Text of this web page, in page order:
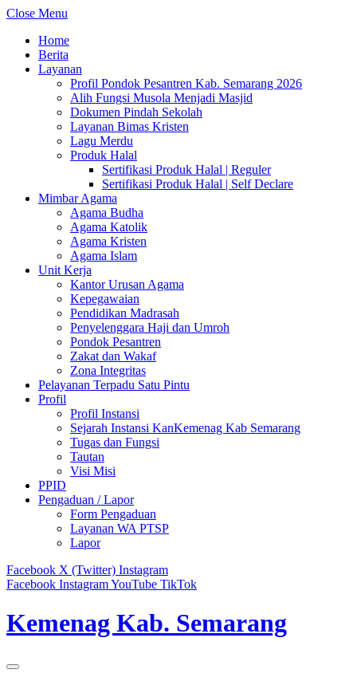
Close Menu
Home
Berita
Layanan
Profil Pondok Pesantren Kab. Semarang 2026
Alih Fungsi Musola Menjadi Masjid
Dokumen Pindah Sekolah
Layanan Bimas Kristen
Lagu Merdu
Produk Halal
Sertifikasi Produk Halal | Reguler
Sertifikasi Produk Halal | Self Declare
Mimbar Agama
Agama Budha
Agama Katolik
Agama Kristen
Agama Islam
Unit Kerja
Kantor Urusan Agama
Kepegawaian
Pendidikan Madrasah
Penyelenggara Haji dan Umroh
Pondok Pesantren
Zakat dan Wakaf
Zona Integritas
Pelayanan Terpadu Satu Pintu
Profil
Profil Instansi
Sejarah Instansi KanKemenag Kab Semarang
Tugas dan Fungsi
Tautan
Visi Misi
PPID
Pengaduan / Lapor
Form Pengaduan
Layanan WA PTSP
Lapor
Facebook X (Twitter) Instagram
Facebook InstagramYouTube TikTok
Kemenag Kab. Semarang